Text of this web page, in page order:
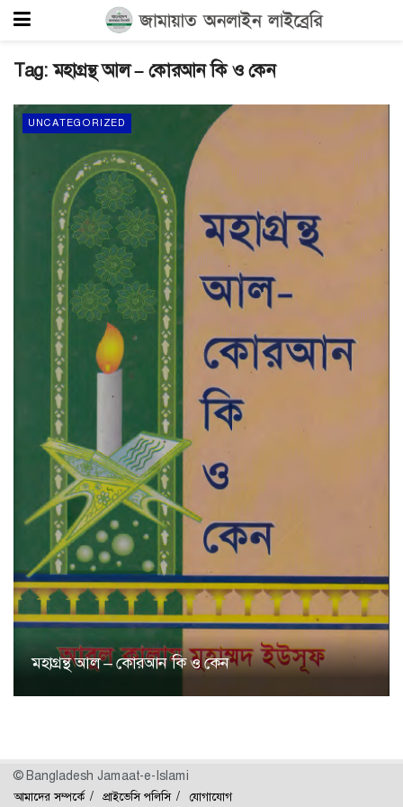
Tag:মহাগ্রন্থ আল – কোরআন কি ও কেন
UNCATEGORIZED
মহাগ্রন্থ আল – কোরআন কি ও কেন
© Bangladesh Jamaat-e-Islami
আমাদের সম্পর্কে প্রাইভেসি পলিসি যোগাযোগ